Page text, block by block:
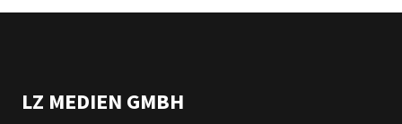
LZ MEDIEN GMBH